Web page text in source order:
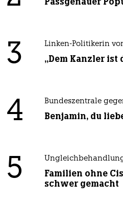
3 Linken-Politikerin
„Dem Kanzler ist
4 Bundeszentrale
Benjamin, du
5
Familien ohne
schwer gemacht